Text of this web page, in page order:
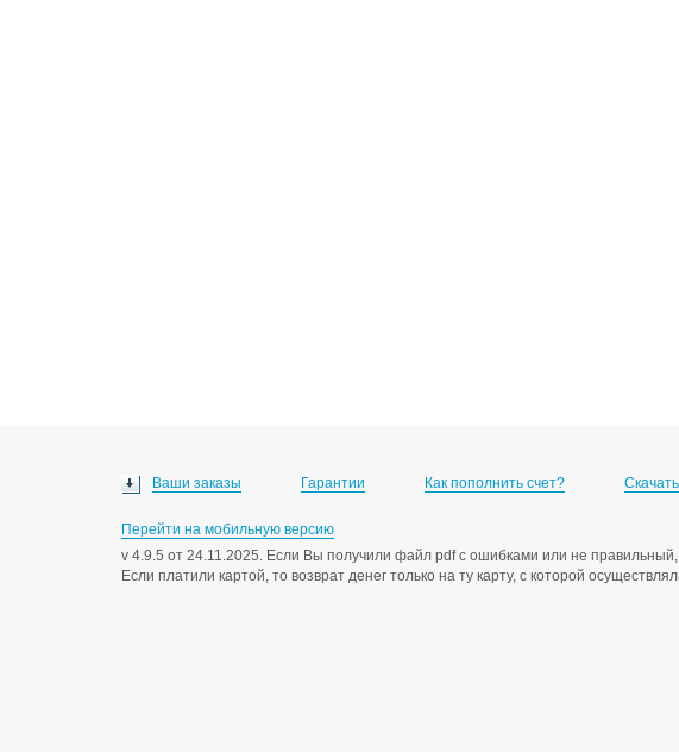
Ваши заказы Гарантии Как пополнить счет?
Перейти на мобильную версию
v 4.9.5 от 24.11.2025. Если Вы получили файл pdf с ошибками или не
Если платили картой, то возврат денег только на ту карту, с которой